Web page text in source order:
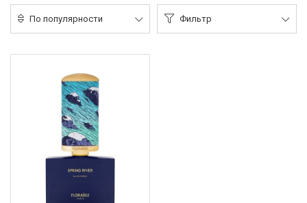
По популярности Фильтр